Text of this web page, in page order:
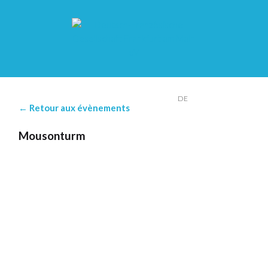
DE
← Retour aux évènements
Mousonturm